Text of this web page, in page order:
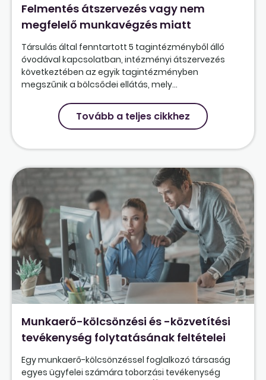
Felmentés átszervezés vagy nem
megfelelő munkavégzés miatt
Társulás által fenntartott 5 tagintézményből álló
óvodával kapcsolatban, intézményi átszervezés
következtében az egyik tagintézményben
megszűnik a bölcsődei ellátás, mely...
Tovább a teljes cikkhez
Munkaerő-kölcsönzési és -közvetítési
tevékenység folytatásának feltételei
Egy munkaerő-kölcsönzéssel foglalkozó társaság
egyes ügyfelei számára toborzási tevékenység